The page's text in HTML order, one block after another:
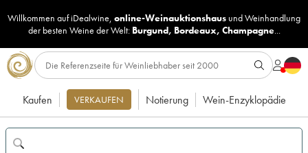
Willkommen auf iDealwine, online-Weinauktionshaus undWeinhandlung
der besten Weine der Welt: Burgund, Bordeaux, Champagne...
Kaufen VERKAUFEN Notierung Wein-Enzyklopädie